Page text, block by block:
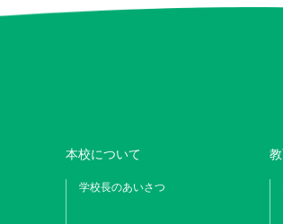
本校について
学校長のあいさつ